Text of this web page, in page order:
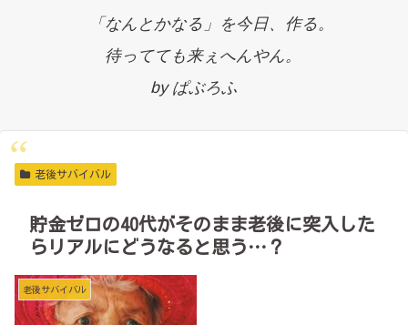
「なんとかなる」を今日、作る。
待ってても来ぇへんやん。
by ぱぶろふ
老後サバイバル
貯金ゼロの40代がそのまま老後に突入した
らリアルにどうなると思う…？
老後サバイバル